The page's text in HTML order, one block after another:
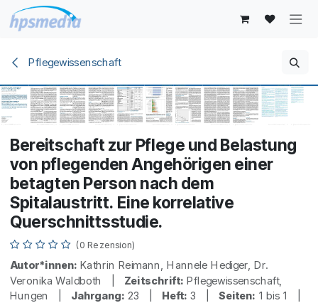
Zum Inhalt springen
Pflegewissenschaft
Bereitschaft zur Pflege und Belastung
von pflegenden Angehörigen einer
betagten Person nach dem
Spitalaustritt. Eine korrelative
Querschnittsstudie.
(0 Rezension)
Autor*innen: Kathrin Reimann, Hannele Hediger, Dr.
Veronika Waldboth | Zeitschrift: Pflegewissenschaft,
Hungen | Jahrgang: 23 | Heft: 3 | Seiten: 1 bis 1 |